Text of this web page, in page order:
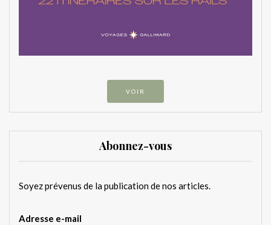
VOIR
Abonnez-vous
Soyez prévenus de la publication de nos articles.
Adresse e-mail